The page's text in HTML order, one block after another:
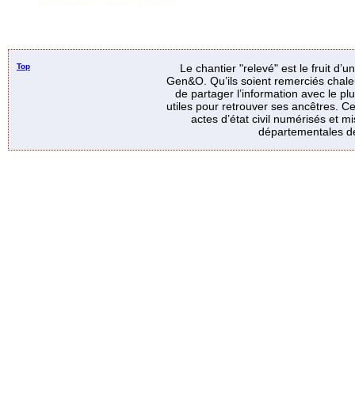
Top
Le chantier "relevé" est le fruit
Gen&O. Qu’ils soient remerciés
de partager l’information avec le
utiles pour retrouver ses ancêtres.
actes d’état civil numérisés et
départementales